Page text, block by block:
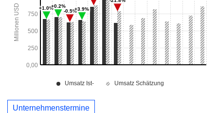
Unternehmenstermine